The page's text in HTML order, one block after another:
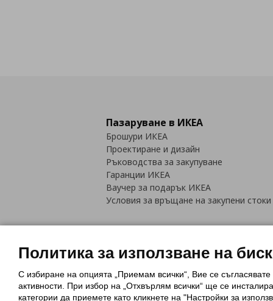
Пазаруване в ИКЕА
Брошури ИКЕА
Проектиране и дизайн
Ръководства за закупуване
Гаранции ИКЕА
Ваучер за подарък ИКЕА
Условия за връщане на закупени стоки
Политика за използване на
Обща политика за личните данни
Политика за използване на
С избиране на опцията „Приемам всички“, Вие се
активности. При избор на „Отхвърлям всички“ ще се
категории да приемете като кликнете на "Настройки за